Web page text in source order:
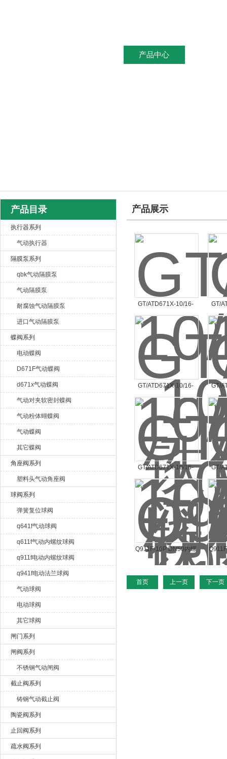
上海唐玛泵阀有限公司
产品中心
产品目录
执行器系列
气动执行器
隔膜泵系列
qbk气动隔膜泵
气动隔膜泵
耐腐蚀气动隔膜泵
进口气动隔膜泵
蝶阀系列
电动蝶阀
D671F气动蝶阀
d671x气动蝶阀
气动对夹软密封蝶阀
气动粉体蝴蝶阀
气动蝶阀
其它蝶阀
角座阀系列
塑料头气动角座阀
球阀系列
弹簧复位球阀
q641f气动球阀
q611f气动内螺纹球阀
q911f电动内螺纹球阀
q941f电动法兰球阀
气动球阀
电动球阀
其它球阀
闸门系列
闸阀系列
不锈钢气动闸阀
截止阀系列
铸钢气动截止阀
陶瓷阀系列
止回阀系列
疏水阀系列
产品展示
GT/ATD671X-10/16-
D671X-10 DN400铸铁
体球墨铸铁阀板橡胶密
封气动对夹蝶阀
GT/
体球
封
GT/ATD671X-10/16-
D671X-10 DN150铸铁
体球墨铸铁阀板橡胶密
封气动对夹蝶阀
GT/
体球
GT/ATD671X-10/16-
D671X-10 DN50铸铁
体球墨铸铁阀板橡胶密
封气动对夹蝶阀
GT/
球墨
Q911F-16P DN50内螺
纹不锈钢电动球阀
纹
首页 上一页 下一页